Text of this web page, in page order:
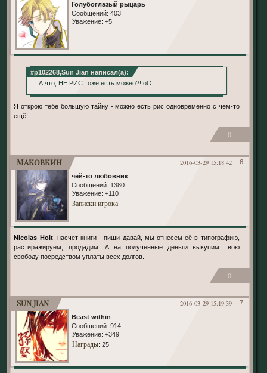
Голубоглазый рыцарь
Сообщений: 403
Уважение: +5
#p102268,Sun Jian написал(а):
А что, НЕ РИС тоже есть можно?! оО
Я открою тебе большую тайну - можно есть рис одновременно с чем-то
ещё!
0
6
2016-03-29 15:18:42
Маковкин
чей-то любовник
Сообщений: 1380
Уважение: +110
Записки игрока
Nicolas Holt, насчет книги - пиши давай, мы отнесем её в типографию,
растиражируем, продадим. А на полученные деньги выкупим твою
свободу посредством уплаты всех долгов.
0
7
2016-03-29 15:19:39
Sun Jian
Beast within
Сообщений: 914
Уважение: +349
Награды: 25